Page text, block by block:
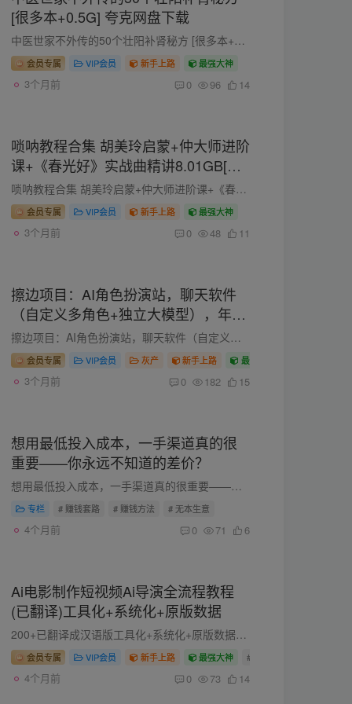
[很多本+0.5G] 夸克网盘下载
中医世家不外传的50个壮阳补肾秘方 [很多本+0.5G] 夸克网盘下载 传承数代的中医世家，藏有50个不外传的壮阳补肾秘方，皆源于古籍精髓与临床实践。秘方多以金匮肾气丸、五子衍宗丸等经典方剂为基...
会员专属 VIP会员 新手上路 最强大神
3个月前 0 96 14
唢呐教程合集 胡美玲启蒙+仲大师进阶
课+《春光好》实战曲精讲8.01GB[百
度盘]
唢呐教程合集 胡美玲启蒙+仲大师进阶课+《春光好》实战曲精讲8.01GB[百度盘] 有没有人喜欢唢呐？这个被称为乐器之王‌，唢呐风吹过了千年历史，以一种民间艺术形式深深植根在百姓心里，直至今日...
会员专属 VIP会员 新手上路 最强大神
3个月前 0 48 11
擦边项目：AI角色扮演站，聊天软件
（自定义多角色+独立大模型），年入
50万不是梦！
擦边项目：AI角色扮演站，聊天软件（自定义多角色+独立大模型），年入50万不是梦！ 人们都说AI的尽头肯定是搞“黄色”，花花也很赞同，但是单纯的搞色情肯定违法，所以，大家一定不要做，而打打...
会员专属 VIP会员 灰产 新手上路 最强大神
3个月前 0 182 15
想用最低投入成本，一手渠道真的很
重要——你永远不知道的差价？
想用最低投入成本，一手渠道真的很重要——你永远不知道的差价？ 花花在小区住了近10年了，才知道小区外面打水比小区内打水便宜近3倍，你敢相信吗？通过花花自身的例子，也想到了做项目、做生意...
专栏 # 赚钱套路 # 赚钱方法 # 无本生意
4个月前 0 71 6
Ai电影制作短视频Ai导演全流程教程
(已翻译)工具化+系统化+原版数据
200+已翻译成汉语版工具化+系统化+原版数据，AI电影制作全流程 实战项目 智能策划、案例教学，智能调色、语音合成、脚本生成、角色建模、风格迁移、特效生成、技术前沿、快速迭代、创意激发。 A...
会员专属 VIP会员 新手上路 最强大神 # 网赚项目
4个月前 0 73 14